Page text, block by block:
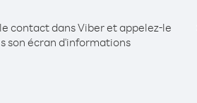
contact dans Viber et appelez-le
son écran d'informations